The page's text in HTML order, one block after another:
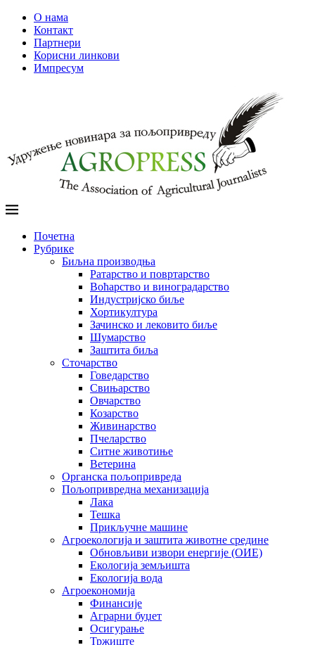
О нама
Контакт
Партнери
Корисни линкови
Импресум
Почетна
Рубрике
Биљна производња
Ратарство и повртарство
Воћарство и виноградарство
Индустријско биље
Хортикултура
Зачинско и лековито биље
Шумарство
Заштита биља
Сточарство
Говедарство
Свињарство
Овчарство
Козарство
Живинарство
Пчеларство
Ситне животиње
Ветерина
Органска пољопривреда
Пољопривредна механизација
Лака
Тешка
Прикључне машине
Агроекологија и заштита животне средине
Обновљиви извори енергије (ОИЕ)
Екологија земљишта
Екологија вода
Агроекономија
Финансије
Аграрни буџет
Осигурање
Тржиште